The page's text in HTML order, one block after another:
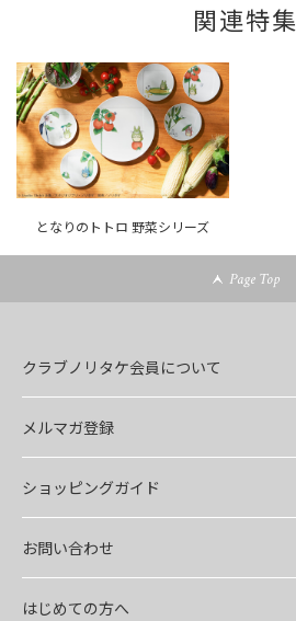
関連特集
となりのトトロ 野菜シリーズ
Page Top
クラブノリタケ会員について
メルマガ登録
ショッピングガイド
お問い合わせ
はじめての方へ